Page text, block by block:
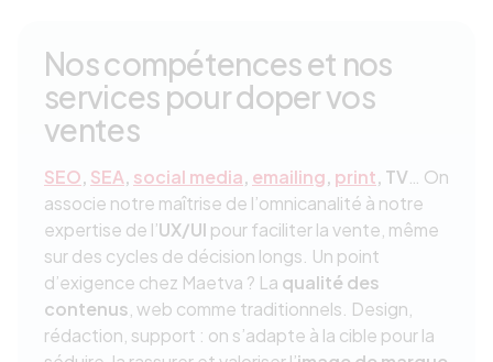
Nos compétences et nos
services pour doper vos
ventes
SEO, SEA, social media, emailing, print, TV … On
associe notre maîtrise de l’omnicanalité à notre
expertise de l’UX/UI pour faciliter la vente, même
sur des cycles de décision longs. Un point
d’exigence chez Maetva ? La qualité des
contenus , web comme traditionnels. Design,
rédaction, support : on s’adapte à la cible pour la